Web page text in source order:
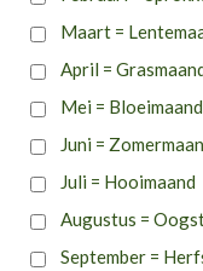
Maart =
April =
Mei = Bloeimaand
Juni =
Juli = Hooimaand
Augustus =
September =